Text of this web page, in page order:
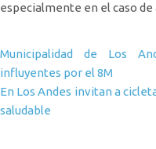
especialmente en el caso de
Navegación
Municipalidad de Los
influyentes por el 8M
En Los Andes invitan a
saludable